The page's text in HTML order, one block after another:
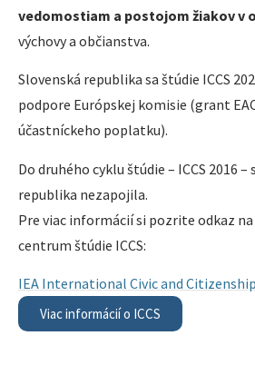
vedomostiam a postojom žiakov v
výchovy a občianstva.
Slovenská republika sa štúdie ICCS
podpore Európskej komisie (grant
účastníckeho poplatku).
Do druhého cyklu štúdie – ICCS 2016 –
republika nezapojila.
Pre viac informácií si pozrite odkaz
centrum štúdie ICCS:
IEA International Civic and Citizenship
Viac informácií o ICCS